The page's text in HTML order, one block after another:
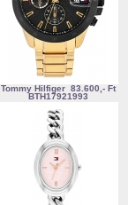
Tommy Hilfiger 83.600,- Ft
BTH17921993